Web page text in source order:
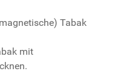
Tabak
mit